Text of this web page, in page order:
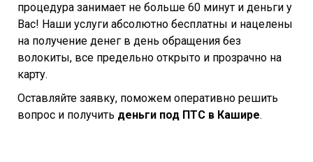
процедура занимает не больше 60 минут и деньги у
Вас! Наши услуги абсолютно бесплатны и нацелены
на получение денег в день обращения без
волокиты, все предельно открыто и прозрачно на
карту.
Оставляйте заявку, поможем оперативно решить
вопрос и получить деньги под ПТС в Кашире.